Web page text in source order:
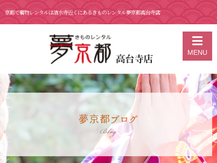
京都で着物レンタルは清水寺近くにあるきものレンタル夢京都高台寺店
MENU
京都の着物レンタル 夢京都 高台寺店
12月 8日 スタッフお
夢京都ブログ
Blog